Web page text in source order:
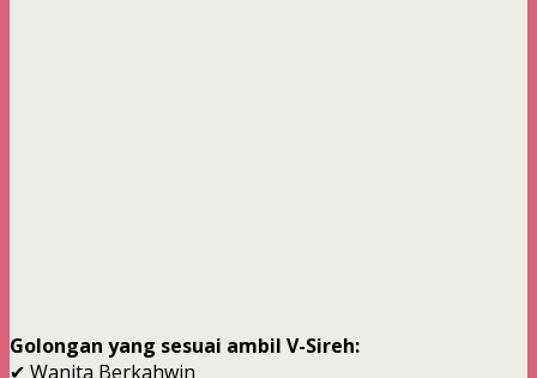
Golongan yang sesuai ambil V-Sireh:
✔ Wanita Berkahwin